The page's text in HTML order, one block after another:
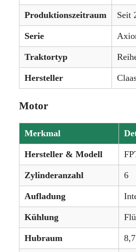
Produktionszeitraum Seit
Serie
Traktortyp
Hersteller
Motor
Merkmal
Hersteller & Modell
Zylinderanzahl 6
Aufladung
Kühlung
Hubraum